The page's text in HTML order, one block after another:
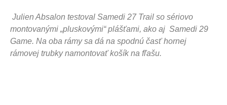
Julien Absalon testoval Samedi 27 Trail so sériovo
montovanými „pluskovými“ plášťami, ako aj Samedi 29
Game. Na oba rámy sa dá na spodnú časť hornej
rámovej trubky namontovať košík na fľašu.